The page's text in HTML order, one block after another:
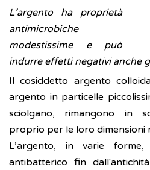
L’argento ha proprietà
antimicrobiche
modestissime e può
indurre effetti negativi anche
Il cosiddetto argento
argento in particelle
sciolgano, rimangono in
proprio per le loro dimensioni
L’argento, in varie
antibatterico fin